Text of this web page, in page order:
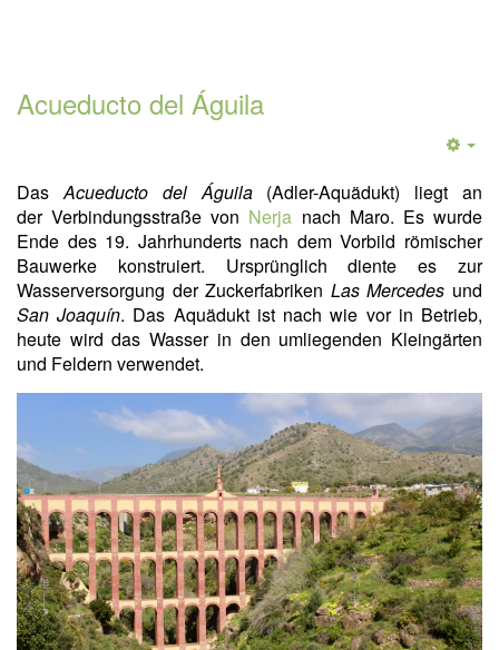
Acueducto del Águila
DasAcueducto del Águila(Adler-Aquädukt) liegt an
der Verbindungsstraße von Nerja nach Maro. Es wurde
Ende des 19. Jahrhunderts nach dem Vorbild römischer
Bauwerke konstruiert. Ursprünglich diente es zur
Wasserversorgung der Zuckerfabriken Las Mercedes und
San Joaquín. Das Aquädukt ist nach wie vor in Betrieb,
heute wird das Wasser in den umliegenden Kleingärten
und Feldern verwendet.